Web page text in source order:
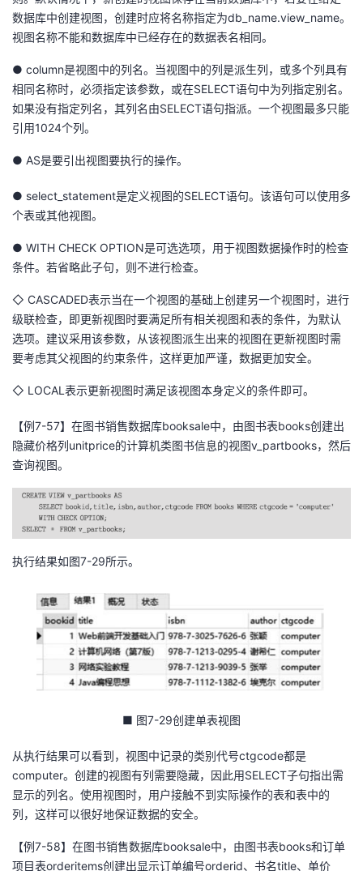
数据库中创建视图，创建时应将名称指定为db_name.view_name。
视图名称不能和数据库中已经存在的数据表名相同。
● column是视图中的列名。当视图中的列是派生列，或多个列具有
相同名称时，必须指定该参数，或在SELECT语句中为列指定别名。
如果没有指定列名，其列名由SELECT语句指派。一个视图最多只能
引用1024个列。
● AS是要引出视图要执行的操作。
● select_statement是定义视图的SELECT语句。该语句可以使用多
个表或其他视图。
● WITH CHECK OPTION是可选选项，用于视图数据操作时的检查
条件。若省略此子句，则不进行检查。
◇ CASCADED表示当在一个视图的基础上创建另一个视图时，进行
级联检查，即更新视图时要满足所有相关视图和表的条件，为默认
选项。建议采用该参数，从该视图派生出来的视图在更新视图时需
要考虑其父视图的约束条件，这样更加严谨，数据更加安全。
◇ LOCAL表示更新视图时满足该视图本身定义的条件即可。
【例7-57】在图书销售数据库booksale中，由图书表books创建出
隐藏价格列unitprice的计算机类图书信息的视图v_partbooks，然后
查询视图。
执行结果如图7-29所示。
■ 图7-29创建单表视图
从执行结果可以看到，视图中记录的类别代号ctgcode都是
computer。创建的视图有列需要隐藏，因此用SELECT子句指出需
显示的列名。使用视图时，用户接触不到实际操作的表和表中的
列，这样可以很好地保证数据的安全。
【例7-58】在图书销售数据库booksale中，由图书表books和订单
项目表orderitems创建出显示订单编号orderid、书名title、单价